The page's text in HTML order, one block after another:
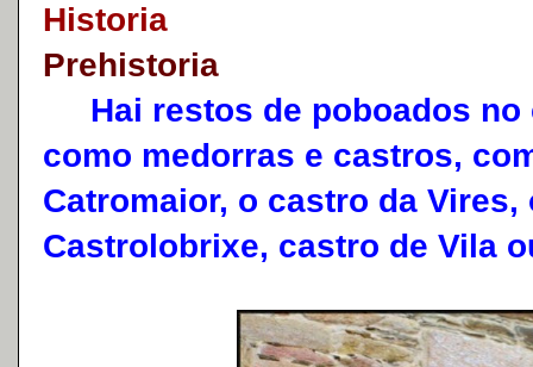
Historia
Prehistoria
Hai restos de poboados no
como medorras e castros,
Catromaior, o castro da
Castrolobrixe, castro de Vila